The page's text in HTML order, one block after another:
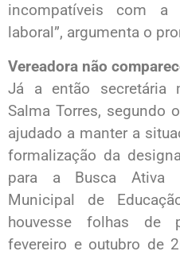
incompatíveis com a
laboral”, argumenta o
Vereadora não
Já a então secretária
Salma Torres, segundo
ajudado a manter a
formalização da
para a Busca Ativa
Municipal de
houvesse folhas de
fevereiro e outubro de